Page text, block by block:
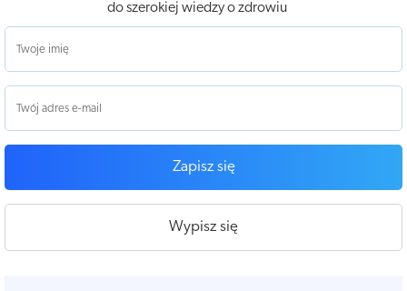
do szerokiej wiedzy o zdrowiu
Zapisz się
Wypisz się